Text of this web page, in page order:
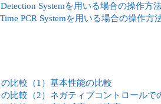
Systemを用いる場合の操作方
PCR Systemを用いる場合の操作方
比較（1）基本性能の比較
比較（2）ネガティブコントロールで